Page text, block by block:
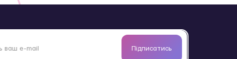
Підписатись